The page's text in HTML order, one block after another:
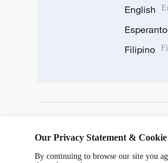
English
Esperanto
Filipino
Our Privacy Statement &
By continuing to browse our site you